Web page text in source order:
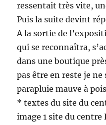
ressentait très vite,
Puis la suite devint
A la sortie de
qui se reconnaîtra,
dans une boutique
pas être en reste je
parapluie mauve à
* textes du site du
image 1 site du centre